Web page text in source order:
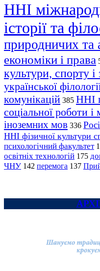
ННІ
історії та
природничих та
економіки і права
культури, спорту і
української
комунікацій 385 ННІ
соціальної роботи і
іноземних мов 336
ННІ фізичної культури
психологічний факультет
освітніх технологій 175
ЧНУ 142 перемога 137